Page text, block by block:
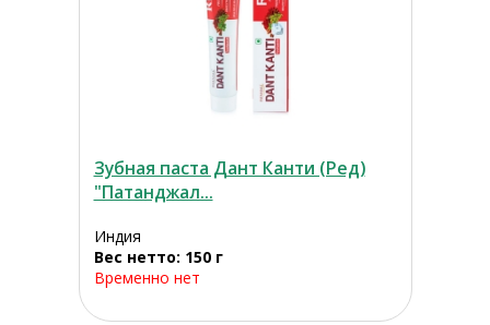
Зубная паста Дант Канти (Ред)
"Патанджал...
Индия
Вес нетто: 150 г
Временно нет